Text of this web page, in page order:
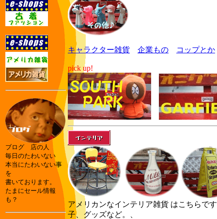
ブログ 店の人
毎日のたわいない
本当にたわいない事
を
書いております。
たまにセール情報
も？
キャラクター雑貨 企業もの コップとか
pick up!
アメリカンなインテリア雑貨 はこちらで
子、グッズなど。、